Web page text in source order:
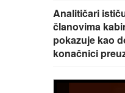
Analitičari
članovima
pokazuje kao
konačnici